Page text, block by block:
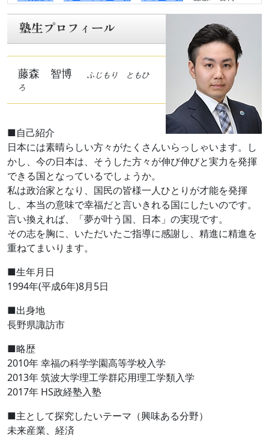
塾生プロフィール
藤森 智博
ふじもり ともひ
ろ
■自己紹介
日本には素晴らしい方々がたくさんいらっしゃいます。し
かし、今の日本は、そうした方々が伸び伸びと実力を発揮
できる国となっているでしょうか。
私は政治家となり、国民の皆様一人ひとりが才能を発揮
し、本当の意味で幸福だと言いきれる国にしたいのです。
言い換えれば、「夢が叶う国、日本」の実現です。
その志を胸に、いただいたご指導に感謝し、精進に精進を
重ねてまいります。
■生年月日
1994年(平成6年)8月5日
■出身地
長野県諏訪市
■略歴
2010年 幸福の科学学園高等学校入学
2013年 筑波大学理工学群応用理工学類入学
2017年 HS政経塾入塾
■主として探究したいテーマ（興味ある分野）
未来産業、経済